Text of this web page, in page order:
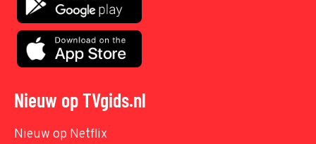
Nieuw op TVgids.nl
Nieuw op Netflix